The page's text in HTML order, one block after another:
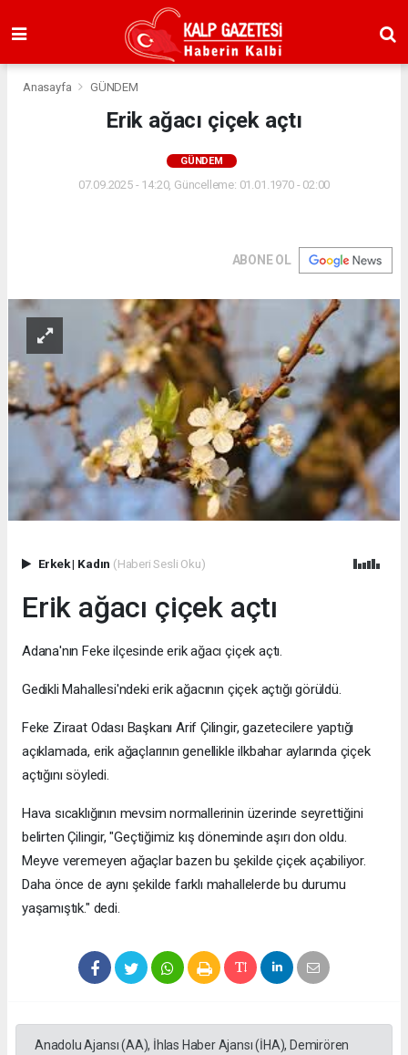
Anasayfa GÜNDEM
Erik ağacı çiçek açtı
GÜNDEM
07.09.2025 - 14:20, Güncelleme: 01.01.1970 - 02:00
ABONE OL
Erkek| Kadın (Haberi Sesli Oku)
Erik ağacı çiçek açtı
Adana'nın Feke ilçesinde erik ağacı çiçek açtı.
Gedikli Mahallesi'ndeki erik ağacının çiçek açtığı görüldü.
Feke Ziraat Odası Başkanı Arif Çilingir, gazetecilere yaptığı
açıklamada, erik ağaçlarının genellikle ilkbahar aylarında çiçek
açtığını söyledi.
Hava sıcaklığının mevsim normallerinin üzerinde seyrettiğini
belirten Çilingir, "Geçtiğimiz kış döneminde aşırı don oldu.
Meyve veremeyen ağaçlar bazen bu şekilde çiçek açabiliyor.
Daha önce de aynı şekilde farklı mahallelerde bu durumu
yaşamıştık." dedi.
Anadolu Ajansı (AA), İhlas Haber Ajansı (İHA), Demirören